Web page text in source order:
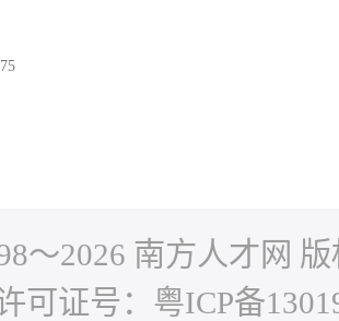
～2026 南方人才网
可证号：粤ICP备